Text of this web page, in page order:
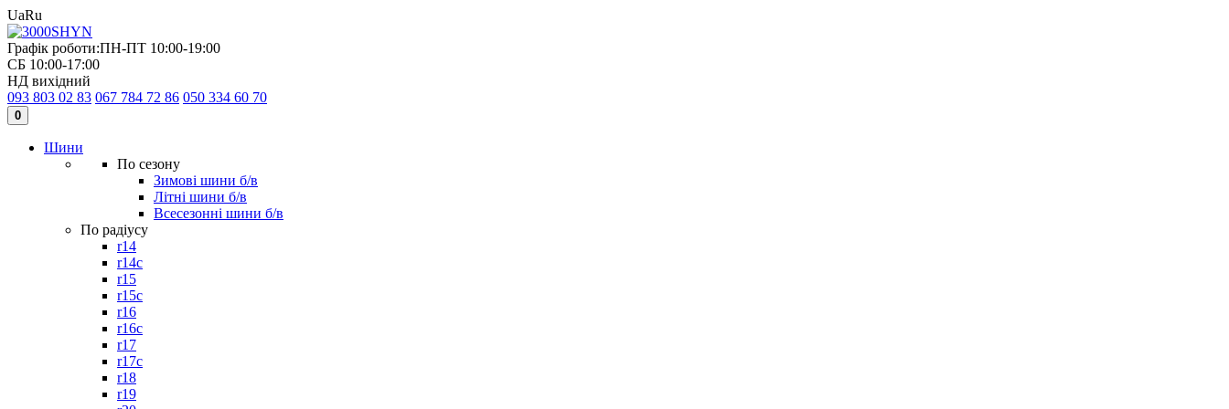
UaRu
Графік роботи:ПН-ПТ 10:00-19:00
СБ 10:00-17:00
НД вихідний
093 803 02 83 067 784 72 86 050 334 60 70
0
Шини
По сезону
Зимові шини б/в
Літні шини б/в
Всесезонні шини б/в
По радіусу
r14
r14c
r15
r15c
r16
r16c
r17
r17c
r18
r19